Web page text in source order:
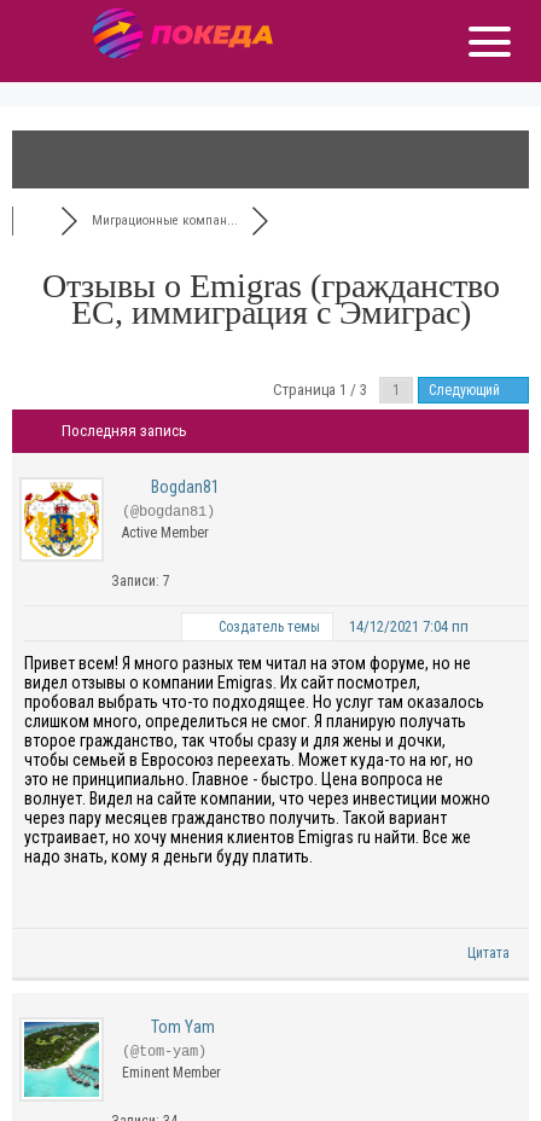
Миграционные компан...
Отзывы о Emigras (гражданство
ЕС, иммиграция с Эмиграс)
Страница 1 / 3 Следующий
Последняя запись
Bogdan81
(@bogdan81)
Active Member
Записи: 7
Создатель темы 14/12/2021 7:04 пп
Привет всем! Я много разных тем читал на этом форуме, но не
видел отзывы о компании Emigras. Их сайт посмотрел,
пробовал выбрать что-то подходящее. Но услуг там оказалось
слишком много, определиться не смог. Я планирую получать
второе гражданство, так чтобы сразу и для жены и дочки,
чтобы семьей в Евросоюз переехать. Может куда-то на юг, но
это не принципиально. Главное - быстро. Цена вопроса не
волнует. Видел на сайте компании, что через инвестиции можно
через пару месяцев гражданство получить. Такой вариант
устраивает, но хочу мнения клиентов Emigras ru найти. Все же
надо знать, кому я деньги буду платить.
Цитата
Tom Yam
(@tom-yam)
Eminent Member